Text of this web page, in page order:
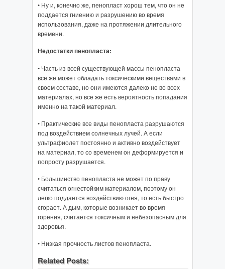
• Ну и, конечно же, пенопласт хорош тем, что он не
поддается гниению и разрушению во время
использования, даже на протяжении длительного
времени.
Недостатки пенопласта:
• Часть из всей существующей массы пенопласта
все же может обладать токсическими веществами в
своем составе, но они имеются далеко не во всех
материалах, но все же есть вероятность попадания
именно на такой материал.
• Практические все виды пенопласта разрушаются
под воздействием солнечных лучей. А если
ультрафиолет постоянно и активно воздействует
на материал, то со временем он деформируется и
попросту разрушается.
• Большинство пенопласта не может по праву
считаться огнестойким материалом, поэтому он
легко поддается воздействию огня, то есть быстро
сгорает. А дым, которые возникает во время
горения, считается токсичным и небезопасным для
здоровья.
• Низкая прочность листов пенопласта.
Related Posts: